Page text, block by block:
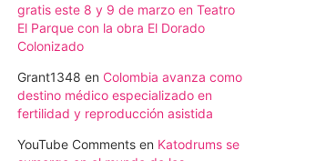
gratis este 8 y 9 de marzo en Teatro
El Parque con la obra El Dorado
Colonizado
Grant1348 en Colombia avanza como
destino médico especializado en
fertilidad y reproducción asistida
YouTube Comments en Katodrums se